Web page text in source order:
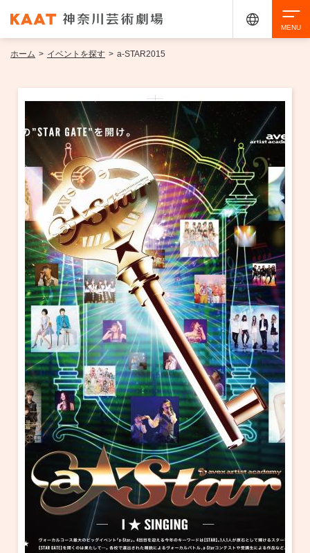
イベントを探す
・ イベント一覧
・ イベントカレンダー
ご来場案内
・ 館内サービス・アクセシビリティ
・ フロアマップ
・ レストラン/カフェ
・ 交通案内
・ よくある質問
施設を借りる
KAATについて
・ ミッション
・ 芸術監督
・ 施設概要
・ フロアマップ
・ レストラン/カフェ
KAAT 神奈川芸術劇場
SNS
アクセシビリティ チケット購入 交通案内
ホーム > イベントを探す > a-STAR2015